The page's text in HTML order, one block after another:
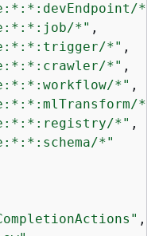
*"
*" ,
*" ,
*" ,
*" ,
*"
*" ,
*"
,